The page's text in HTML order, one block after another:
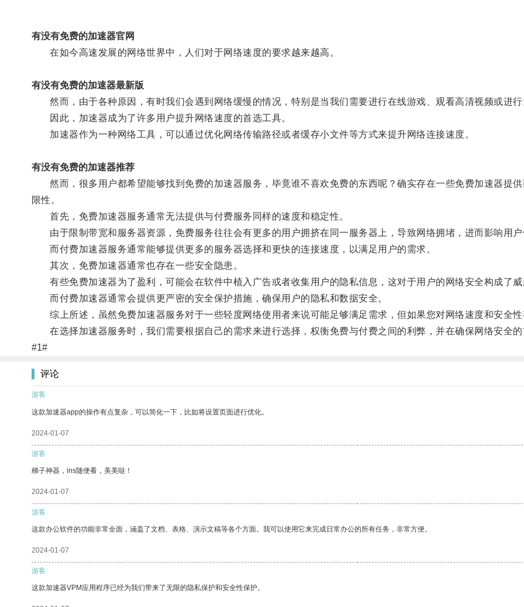
有没有免费的加速器官网
在如今高速发展的网络世界中，人们对于网络速度的要求越来越高。
有没有免费的加速器最新版
然而，由于各种原因，有时我们会遇到网络缓慢的情况，特别是当我们需要进行在线游戏、观看高清视频或进行
因此，加速器成为了许多用户提升网络速度的首选工具。
加速器作为一种网络工具，可以通过优化网络传输路径或者缓存小文件等方式来提升网络连接速度。
有没有免费的加速器推荐
然而，很多用户都希望能够找到免费的加速器服务，毕竟谁不喜欢免费的东西呢？确实存在一些免费加速器提
限性。
首先，免费加速器服务通常无法提供与付费服务同样的速度和稳定性。
由于限制带宽和服务器资源，免费服务往往会有更多的用户拥挤在同一服务器上，导致网络拥堵，进而影响用户
而付费加速器服务通常能够提供更多的服务器选择和更快的连接速度，以满足用户的需求。
其次，免费加速器通常也存在一些安全隐患。
有些免费加速器为了盈利，可能会在软件中植入广告或者收集用户的隐私信息，这对于用户的网络安全构成了威
而付费加速器通常会提供更严密的安全保护措施，确保用户的隐私和数据安全。
综上所述，虽然免费加速器服务对于一些轻度网络使用者来说可能足够满足需求，但如果您对网络速度和安全性
在选择加速器服务时，我们需要根据自己的需求来进行选择，权衡免费与付费之间的利弊，并在确保网络安全的
#1#
评论
游客
这款加速器app的操作有点复杂，可以简化一下，比如将设置页面进行优化。
2024-01-07
游客
梯子神器，ins随便看，美美哒！
2024-01-07
游客
这款办公软件的功能非常全面，涵盖了文档、表格、演示文稿等各个方面。我可以使用它来完成日常办公的所有任务，非常方便。
2024-01-07
游客
这款加速器VPM应用程序已经为我们带来了无限的隐私保护和安全性保护。